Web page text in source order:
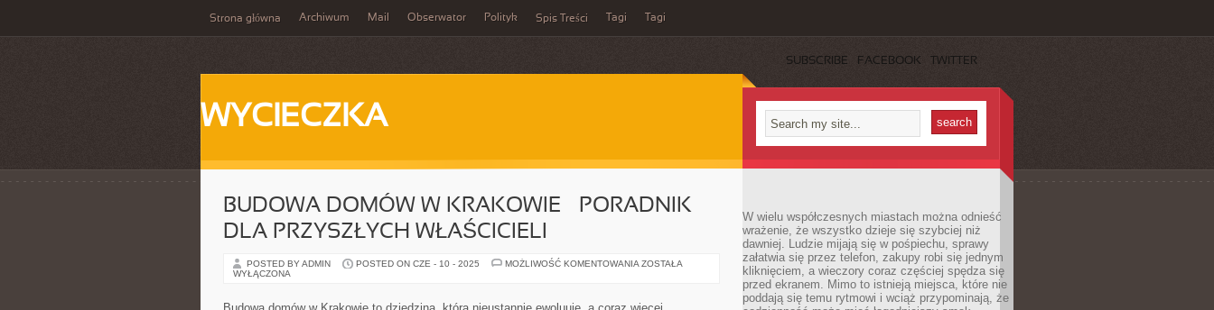
Strona główna Archiwum Mail Obserwator Polityk Spis Treści Tagi Tagi
SUBSCRIBE FACEBOOK TWITTER
WYCIECZKA
BUDOWA DOMÓW W KRAKOWIE – PORADNIK
DLA PRZYSZŁYCH WŁAŚCICIELI
POSTED BY ADMIN POSTED ON CZE - 10 - 2025 MOŻLIWOŚĆ KOMENTOWANIA BUDOWA
ZOSTAŁA
WYŁĄCZONA
W wielu współczesnych miastach można odnieść
wrażenie, że wszystko dzieje się szybciej niż
dawniej. Ludzie mijają się w pośpiechu, sprawy
załatwia się przez telefon, zakupy robi się jednym
kliknięciem, a wieczory coraz częściej spędza się
przed ekranem. Mimo to istnieją miejsca, które nie
poddają się temu rytmowi i wciąż przypominają, że